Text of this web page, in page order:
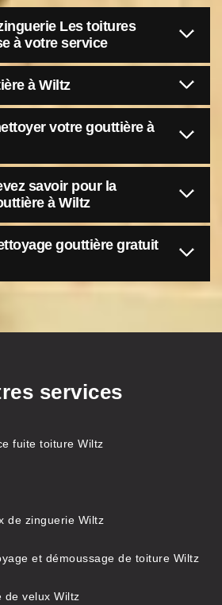
Les toitures
à votre service
à Wiltz
votre gouttière à
savoir pour la
à Wiltz
gouttière gratuit
services
fuite toiture Wiltz
de zinguerie Wiltz
et démoussage de toiture Wiltz
de velux Wiltz